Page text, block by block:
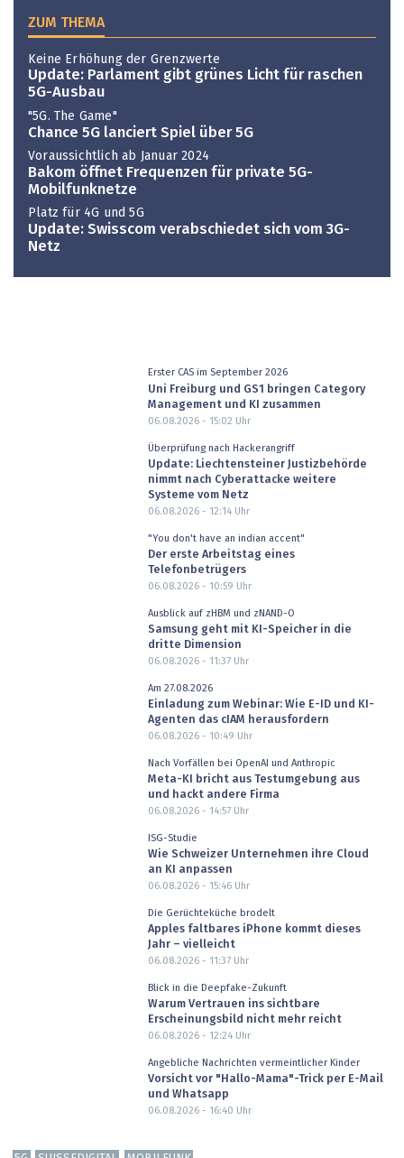
ZUM THEMA
Keine Erhöhung der Grenzwerte
Update: Parlament gibt grünes Licht für raschen
5G-Ausbau
"5G. The Game"
Chance 5G lanciert Spiel über 5G
Voraussichtlich ab Januar 2024
Bakom öffnet Frequenzen für private 5G-
Mobilfunknetze
Platz für 4G und 5G
Update: Swisscom verabschiedet sich vom 3G-
Netz
Erster CAS im September 2026
Uni Freiburg und GS1 bringen Category
Management und KI zusammen
06.08.2026 - 15:02 Uhr
Überprüfung nach Hackerangriff
Update: Liechtensteiner Justizbehörde
nimmt nach Cyberattacke weitere
Systeme vom Netz
06.08.2026 - 12:14Uhr
"You don't have an indian accent"
Der erste Arbeitstag eines
Telefonbetrügers
06.08.2026 - 10:59 Uhr
Ausblick auf zHBM und zNAND-O
Samsung geht mit KI-Speicher in die
dritte Dimension
06.08.2026 - 11:37Uhr
Am 27.08.2026
Einladung zum Webinar: Wie E-ID und KI-
Agenten das cIAM herausfordern
06.08.2026 - 10:49 Uhr
Nach Vorfällen bei OpenAI und Anthropic
Meta-KI bricht aus Testumgebung aus
und hackt andere Firma
06.08.2026 - 14:57Uhr
ISG-Studie
Wie Schweizer Unternehmen ihre Cloud
an KI anpassen
06.08.2026 - 15:46Uhr
Die Gerüchteküche brodelt
Apples faltbares iPhone kommt dieses
Jahr – vielleicht
06.08.2026 - 11:37Uhr
Blick in die Deepfake-Zukunft
Warum Vertrauen ins sichtbare
Erscheinungsbild nicht mehr reicht
06.08.2026 - 12:24Uhr
Angebliche Nachrichten vermeintlicher Kinder
Vorsicht vor "Hallo-Mama"-Trick per E-Mail
und Whatsapp
06.08.2026 - 16:40 Uhr